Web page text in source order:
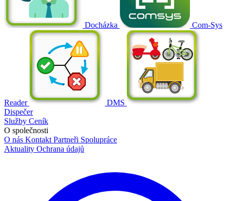
Docházka Com-Sys
Reader
DMS
Dispečer
Služby Ceník
O společnosti
O nás Kontakt Partneři Spolupráce
Aktuality Ochrana údajů